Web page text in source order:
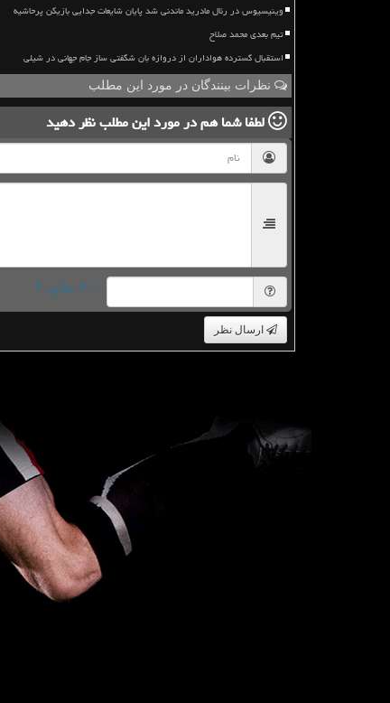
وینیسیوس در رئال مادرید ماندنی شد پایان شایعات جدایی بازیکن پرحاشیه
تیم بعدی محمد صلاح
استقبال گسترده هواداران از دروازه بان شگفتی ساز جام جهانی در شیلی
نظرات بینندگان در مورد این مطلب
لطفا شما همدر مورد این مطلبنظر دهید
= ۴ بعلاوه ۴
ارسال نظر